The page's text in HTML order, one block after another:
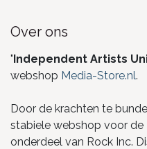
Over ons
"Independent Artists
webshop Media-Store.nl.
Door de krachten te
stabiele webshop voor de
onderdeel van Rock Inc.